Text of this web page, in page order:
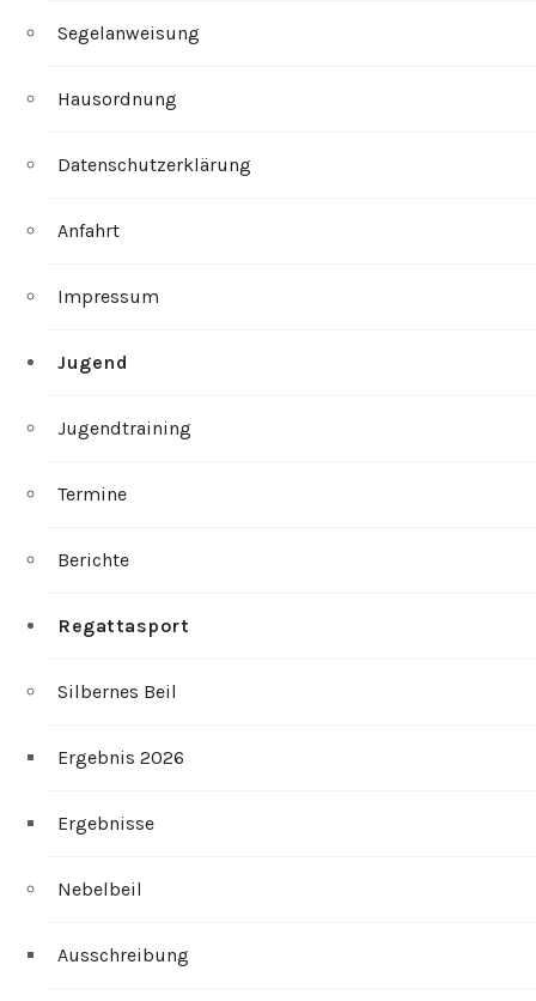
Segelanweisung
Hausordnung
Datenschutzerklärung
Anfahrt
Impressum
Jugend
Jugendtraining
Termine
Berichte
Regattasport
Silbernes Beil
Ergebnis 2026
Ergebnisse
Nebelbeil
Ausschreibung